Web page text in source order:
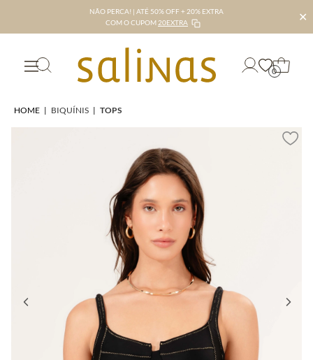
NÃO PERCA! | ATÉ 50% OFF + 20% EXTRA
COM O CUPOM 20EXTRA ✕
0
HOME | BIQUÍNIS | TOPS